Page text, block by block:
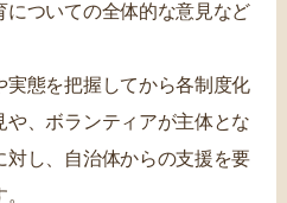
についての全体的な意見など
実態を把握してから各制度化
や、ボランティアが主体とな
対し、自治体からの支援を要